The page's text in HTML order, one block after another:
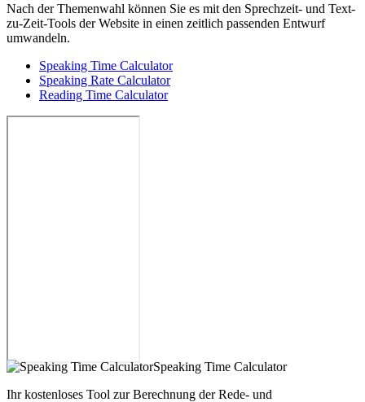
Nach der Themenwahl können Sie es mit den Sprechzeit- und Text-
zu-Zeit-Tools der Website in einen zeitlich passenden Entwurf
umwandeln.
Speaking Time Calculator
Speaking Rate Calculator
Reading Time Calculator
Speaking Time Calculator
Ihr kostenloses Tool zur Berechnung der Rede- und